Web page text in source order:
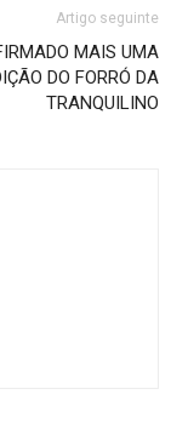
Artigo seguinte
MAIS UMA
DO FORRÓ DA
TRANQUILINO